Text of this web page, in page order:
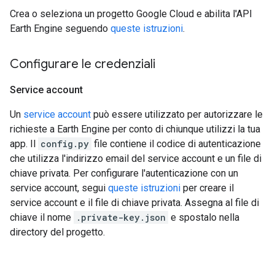
Crea o seleziona un progetto Google Cloud e abilita l'API
Earth Engine seguendo queste istruzioni.
Configurare le credenziali
Service account
Un service account può essere utilizzato per autorizzare le
richieste a Earth Engine per conto di chiunque utilizzi la tua
app. Il config.py file contiene il codice di autenticazione
che utilizza l'indirizzo email del service account e un file di
chiave privata. Per configurare l'autenticazione con un
service account, segui queste istruzioni per creare il
service account e il file di chiave privata. Assegna al file di
chiave il nome .private-key.json e spostalo nella
directory del progetto.